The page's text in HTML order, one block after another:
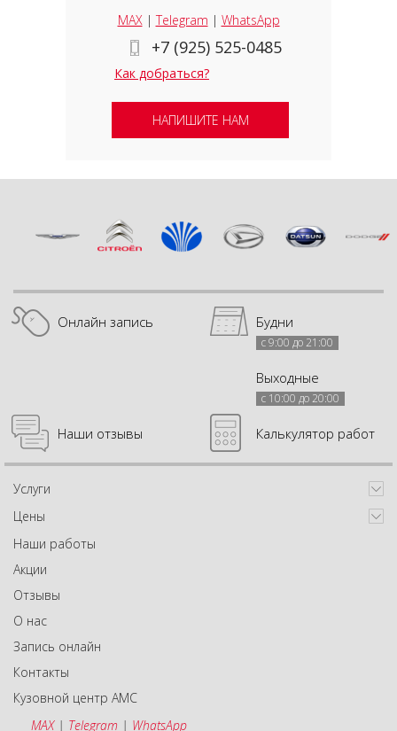
MAX|Telegram | WhatsApp
+7 (925) 525-0485
Как добраться?
НАПИШИТЕ НАМ
Онлайн запись Будни
с 9:00 до 21:00
Выходные
с 10:00 до 20:00
Наши отзывы Калькулятор работ
Услуги
Цены
Наши работы
Акции
Отзывы
О нас
Запись онлайн
Контакты
Кузовной центр АМС
MAX| Telegram | WhatsApp